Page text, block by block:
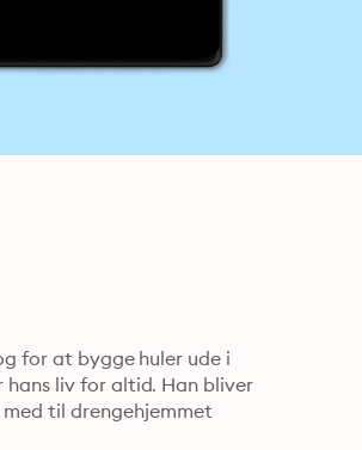
for at bygge huler ude i
hans liv for altid. Han bliver
til drengehjemmet